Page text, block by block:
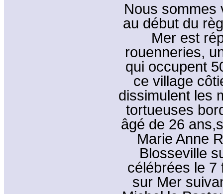
Nous sommes
au début du
Mer est
rouenneries,
qui occupent
ce village
dissimulent les
tortueuses
âgé de 26
Marie Anne
Blosseville
célébrées le 7
sur Mer